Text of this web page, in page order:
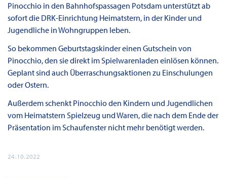
Pinocchio in den Bahnhofspassagen Potsdam unterstützt ab
sofort die DRK-Einrichtung Heimatstern, in der Kinder und
Jugendliche in Wohngruppen leben.
So bekommen Geburtstagskinder einen Gutschein von
Pinocchio, den sie direkt im Spielwarenladen einlösen können.
Geplant sind auch Überraschungsaktionen zu Einschulungen
oder Ostern.
Außerdem schenkt Pinocchio den Kindern und Jugendlichen
vom Heimatstern Spielzeug und Waren, die nach dem Ende der
Präsentation im Schaufenster nicht mehr benötigt werden.
24.10.2022